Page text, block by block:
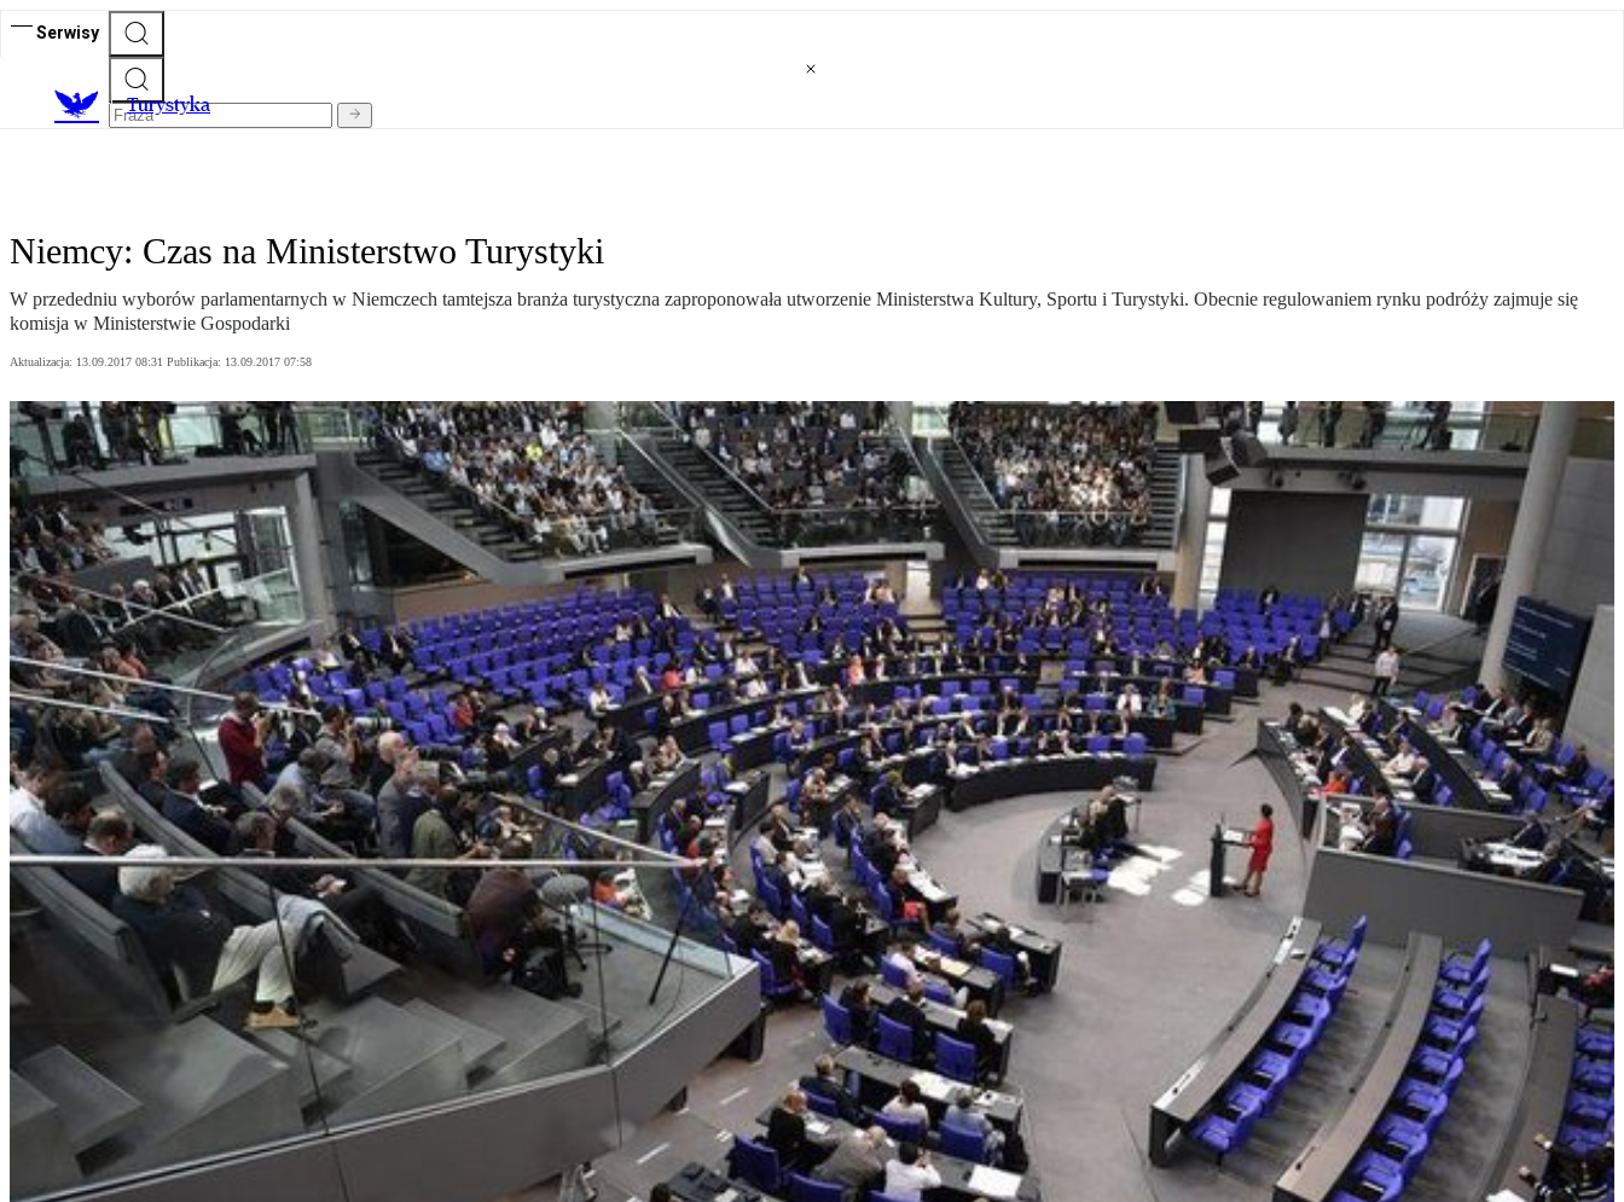
Serwisy
Turystyka
Niemcy: Czas na Ministerstwo Turystyki
W przededniu wyborów parlamentarnych w Niemczech tamtejsza branża turystyczna zaproponowała utworzenie Ministerstwa Kultury, Sportu i Turystyki. Obecnie regulowaniem rynku podróży zajmuje się
komisja w Ministerstwie Gospodarki
Aktualizacja: 13.09.2017 08:31 Publikacja: 13.09.2017 07:58